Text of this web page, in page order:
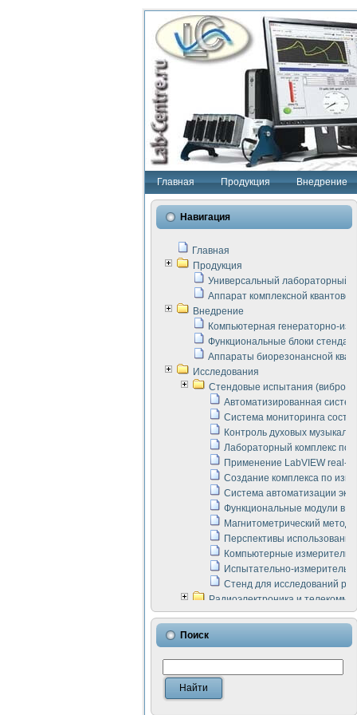
Главная Продукция Внедрение
Навигация
Главная
Продукция
Универсальный лабораторный
Аппарат комплексной
Внедрение
Компьютерная генераторно-
Функциональные блоки стенда
Аппараты биорезонансной
Исследования
Стендовые испытания
Автоматизированная
Система мониторинга
Контроль духовых
Лабораторный комплекс по
Применение LabVIEW real-
Создание комплекса по
Система автоматизации
Функциональные модули в
Магнитометрический метод
Перспективы
Компьютерные
Испытательно-
Стенд для исследований
Радиоэлектроника и
LabVIEW в расчетах
Аппаратно-программный
Виртуальный лабораторный
Измерение шумовых
Измерительный
Инструменты для
Инструменты для
Поиск